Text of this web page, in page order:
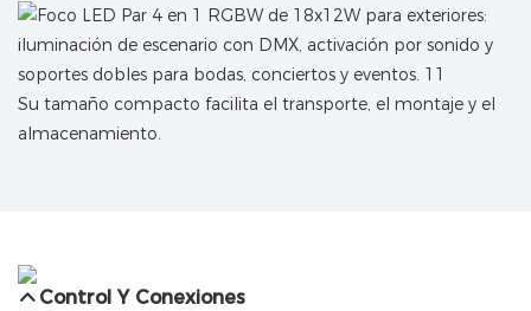
Su tamaño compacto facilita el transporte, el montaje y el
almacenamiento.
Control Y Conexiones